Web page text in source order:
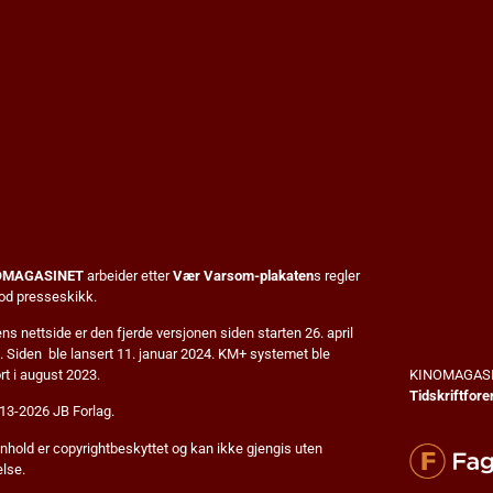
arbeider etterVær Varsom-plakatens regler
presseskikk.
nettside er den fjerde versjonen siden starten 26. april
Siden ble lansert 11. januar 2024. KM+ systemet ble
i august 2023.
2026 JB Forlag.
er copyrightbeskyttet og kan ikke gjengis uten